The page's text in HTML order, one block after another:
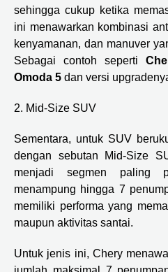
sehingga cukup ketika
ini menawarkan kombinasi
kenyamanan, dan manuver
Sebagai contoh seperti
Omoda 5 dan versi
2. Mid-Size SUV
Sementara, untuk SUV
dengan sebutan Mid-Size
menjadi segmen paling
menampung hingga 7
memiliki performa yang
maupun aktivitas santai.
Untuk jenis ini, Chery